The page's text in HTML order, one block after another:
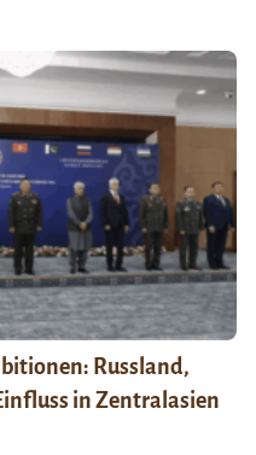
Russland,
in Zentralasien